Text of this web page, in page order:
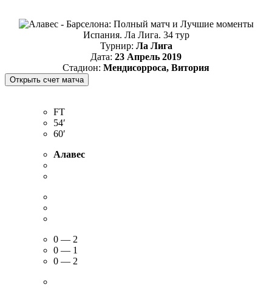
Испания. Ла Лига. 34 тур
Турнир: Ла Лига
Дата: 23 Апрель 2019
Стадион: Мендисорроса, Витория
FT
54′
60′
Алавес
0 — 2
0 — 1
0 — 2